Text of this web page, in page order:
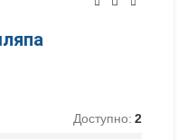
Доступно: 2